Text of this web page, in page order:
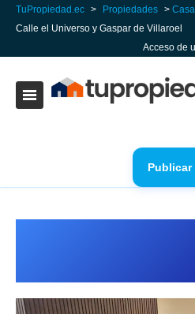
TuPropiedad.ec > Propiedades >
Calle el Universo y Gaspar de Villaroel
Acceso de
Publicar